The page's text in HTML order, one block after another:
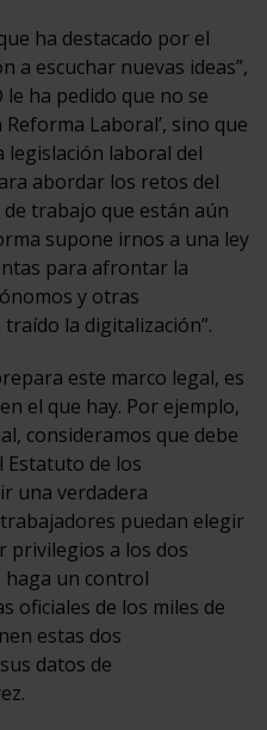
ha destacado por el
a escuchar nuevas ideas”,
le ha pedido que no se
Laboral’, sino que
legislación laboral del
abordar los retos del
trabajo que están aún
supone irnos a una ley
para afrontar la
y otras
la digitalización”.
este marco legal, es
el que hay. Por ejemplo,
consideramos que debe
Estatuto de los
una verdadera
puedan elegir
privilegios a los dos
haga un control
oficiales de los miles de
estas dos
datos de